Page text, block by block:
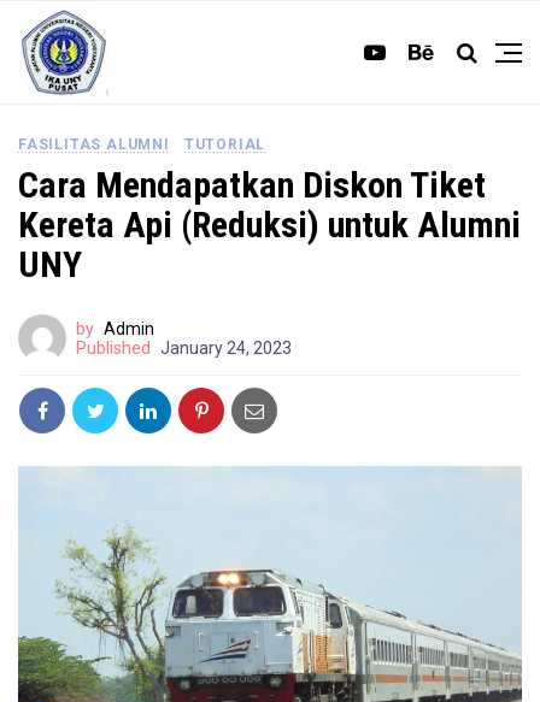
FASILITAS ALUMNI TUTORIAL
Cara Mendapatkan Diskon Tiket
Kereta Api (Reduksi) untuk Alumni
UNY
by Admin
Published
January 24, 2023